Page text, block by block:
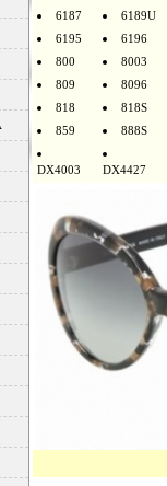
6187
6189U
6195
6196
800
8003
809
8096
818
818S
859
888S
DX4003 DX4427